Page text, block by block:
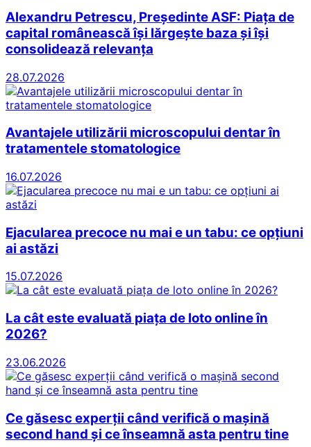
Alexandru Petrescu, Președinte ASF: Piața de
capital românească își lărgește baza și își
consolidează relevanța
28.07.2026
Avantajele utilizării microscopului dentar în
tratamentele stomatologice
16.07.2026
Ejacularea precoce nu mai e un tabu: ce opțiuni
ai astăzi
15.07.2026
La cât este evaluată piața de loto online în
2026?
23.06.2026
Ce găsesc experții când verifică o mașină
second hand și ce înseamnă asta pentru tine